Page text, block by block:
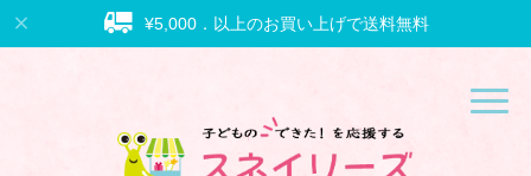
¥5,000．以上のお買い上げで送料無料